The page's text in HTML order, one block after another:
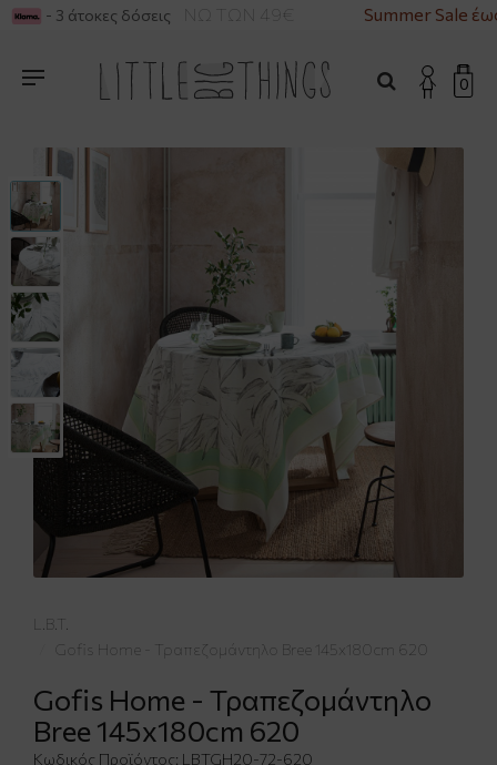
ΓΙΑ ΑΓΟΡΕΣ ΑΝΩ ΤΩΝ 49€ Summer Sale
- 3 άτοκες δόσεις
0
L.B.T.
Gofis Home - Τραπεζομάντηλο Bree 145x180cm 620
Gofis Home - Τραπεζομάντηλο
Bree 145x180cm 620
Κωδικός Προϊόντος: LBTGH20-72-620